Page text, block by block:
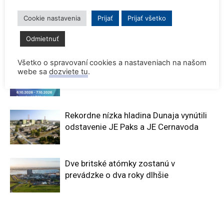
SÚVISIACE ČLÁNKY
Konferencia QEM 2026
Rekordne nízka hladina Dunaja vynútili
odstavenie JE Paks a JE Cernavoda
Dve britské atómky zostanú v
prevádzke o dva roky dlhšie
Cookie nastavenia Prijať Prijať všetko
Odmietnuť
Všetko o spravovaní cookies a nastaveniach na našom
webe sa dozviete tu.